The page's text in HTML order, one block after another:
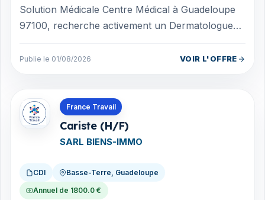
Solution Médicale Centre Médical à Guadeloupe
97100, recherche activement un Dermatologue
Publie le 01/08/2026 VOIR L'OFFRE
France Travail
Cariste (H/F)
SARL BIENS-IMMO
CDI Basse-Terre, Guadeloupe
Annuel de 1800.0 €
Offres en Guadeloupe